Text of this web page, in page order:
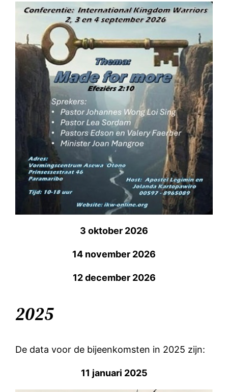
3 oktober 2026
14 november 2026
12 december 2026
2025
De data voor de bijeenkomsten in 2025 zijn:
11 januari 2025